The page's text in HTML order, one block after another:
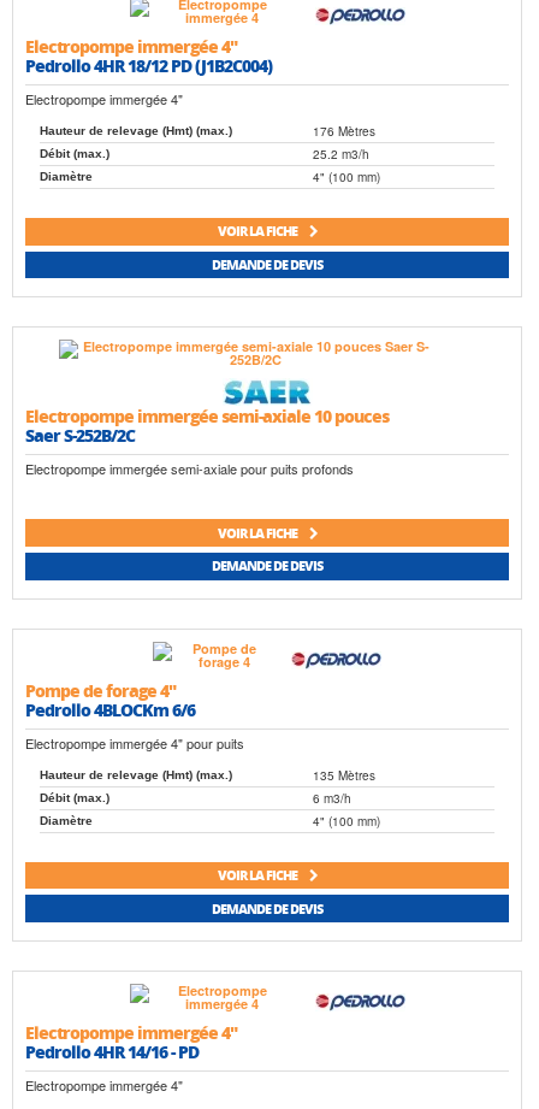
Electropompe immergée 4"
Pedrollo 4HR 18/12 PD (J1B2C004)
Electropompe immergée 4"
Hauteur de relevage (Hmt) (max.) 176 Mètres
Débit (max.) 25.2 m3/h
Diamètre 4" (100 mm)
VOIR LA FICHE
DEMANDE DE DEVIS
Electropompe immergée semi-axiale 10 pouces
Saer S-252B/2C
Electropompe immergée semi-axiale pour puits profonds
VOIR LA FICHE
DEMANDE DE DEVIS
Pompe de forage 4"
Pedrollo 4BLOCKm 6/6
Electropompe immergée 4" pour puits
Hauteur de relevage (Hmt) (max.) 135 Mètres
Débit (max.) 6 m3/h
Diamètre 4" (100 mm)
VOIR LA FICHE
DEMANDE DE DEVIS
Electropompe immergée 4"
Pedrollo 4HR 14/16 - PD
Electropompe immergée 4"